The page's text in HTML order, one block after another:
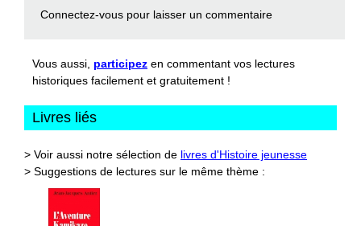
Connectez-vous pour laisser un commentaire
Vous aussi, participez en commentant vos lectures
historiques facilement et gratuitement !
Livres liés
> Voir aussi notre sélection de livres d'Histoire jeunesse
> Suggestions de lectures sur le même thème :